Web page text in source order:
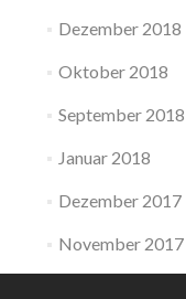
Dezember 2018
Oktober 2018
September 2018
Januar 2018
Dezember 2017
November 2017